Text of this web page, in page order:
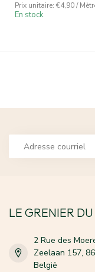
Prix unitaire: €4,90 /
En stock
LE GRENIER
2 Rue des
Zeelaan 157,
België